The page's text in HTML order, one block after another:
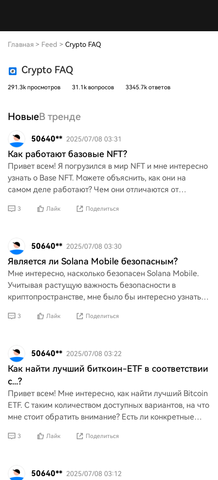
Главная > Feed > Crypto FAQ
Crypto FAQ
291.3k просмотров 31.1k вопросов 3345.7k ответов
НовыеВ тренде
50640** 2025/07/08 03:31
Как работают базовые NFT?
Привет всем! Я погрузился в мир NFT и мне интересно
узнать о Base NFT. Можете объяснить, как они на
самом деле работают? Чем они отличаются от
представлени
3 Лайк Поделиться
50640** 2025/07/08 03:30
Является ли Solana Mobile безопасным?
Мне интересно, насколько безопасен Solana Mobile.
Учитывая растущую важность безопасности в
криптопространстве, мне было бы интересно узнать
конкретн
3 Лайк Поделиться
50640** 2025/07/08 03:22
Как найти лучший биткоин-ETF в соответствии
с...?
Привет всем! Мне интересно, как найти лучший Bitcoin
ETF. С таким количеством доступных вариантов, на что
мне стоит обратить внимание? Есть ли конкретные
3 Лайк Поделиться
50640** 2025/07/08 03:12